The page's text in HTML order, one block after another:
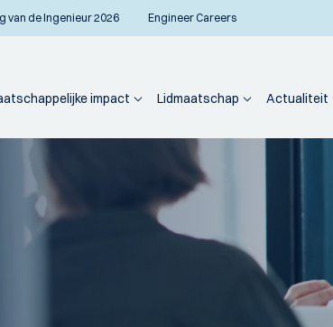
van de Ingenieur 2026 Engineer Careers
impact Lidmaatschap Actualiteit